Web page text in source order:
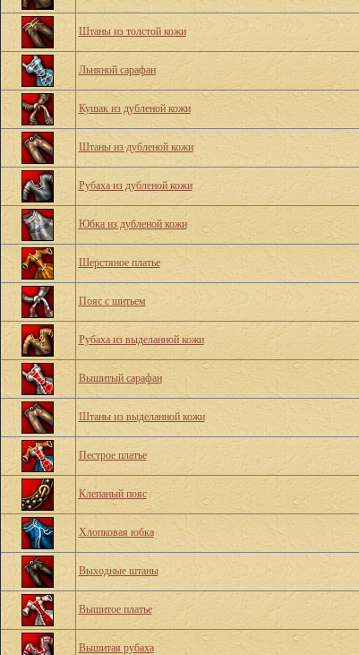
Штаны из толстой кожи
Льняной сарафан
Кушак из дубленой кожи
Штаны из дубленой кожи
Рубаха из дубленой кожи
Юбка из дубленой кожи
Шерстяное платье
Пояс с шитьем
Рубаха из выделанной кожи
Вышитый сарафан
Штаны из выделанной кожи
Пестрое платье
Клепаный пояс
Хлопковая юбка
Выходные штаны
Вышитое платье
Вышитая рубаха